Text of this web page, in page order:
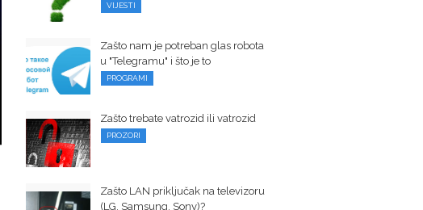
VIJESTI
Zašto nam je potreban glas robota
u "Telegramu" i što je to
PROGRAMI
Zašto trebate vatrozid ili vatrozid
PROZORI
Zašto LAN priključak na televizoru
(LG, Samsung, Sony)?